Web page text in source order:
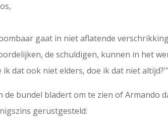
gaat in niet aflatende
de schuldigen, kunnen in het
ik dat ook niet elders, doe ik dat niet
de bundel bladert om te zien of
gerustgesteld: